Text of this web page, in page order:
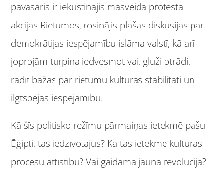
pavasaris ir iekustinājis masveida protesta
akcijas Rietumos, rosinājis plašas diskusijas par
demokrātijas iespējamību islāma valstī, kā arī
joprojām turpina iedvesmot vai, gluži otrādi,
radīt bažas par rietumu kultūras stabilitāti un
ilgtspējas iespējamību.
Kā šīs politisko režīmu pārmaiņas ietekmē pašu
Ēģipti, tās iedzīvotājus? Kā tas ietekmē kultūras
procesu attīstību? Vai gaidāma jauna revolūcija?